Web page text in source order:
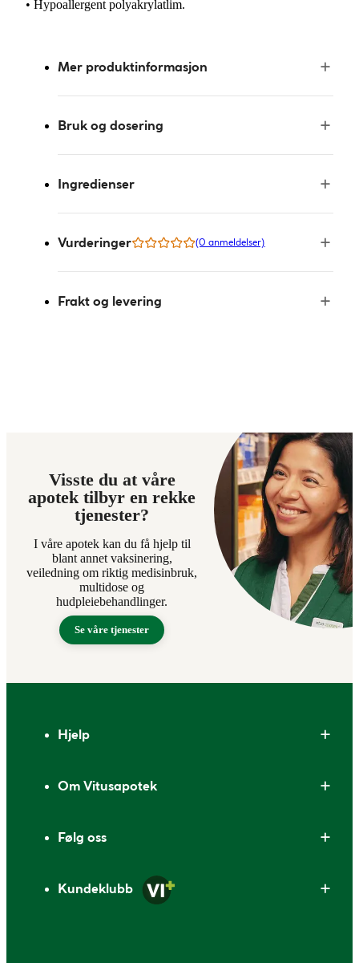
• Hypoallergent polyakrylatlim.
Mer produktinformasjon
Bruk og dosering
Ingredienser
Vurderinger (0 anmeldelser)
Frakt og levering
Visste du at våre
apotek tilbyr en rekke
tjenester?
I våre apotek kan du få hjelp til
blant annet vaksinering,
veiledning om riktig medisinbruk,
multidose og
hudpleiebehandlinger.
Se våre tjenester
Hjelp
Om Vitusapotek
Følg oss
Kundeklubb